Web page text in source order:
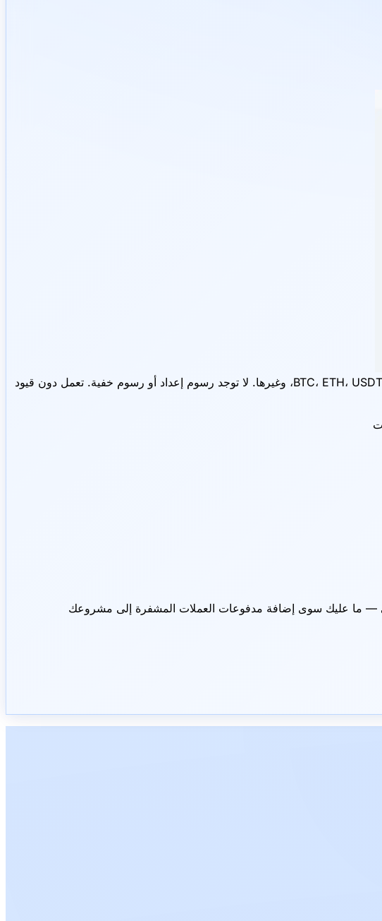
— بوابة دفع بالعملات المشفرة للشركات برسوم تنافسية تبدأ من 0.4% ومعاملات فورية. تدعم BTC، ETH، USDT، BNB، MATIC، وغيرها. لا توجد رسوم إعداد أو رسوم خفية. تعمل دون قيود